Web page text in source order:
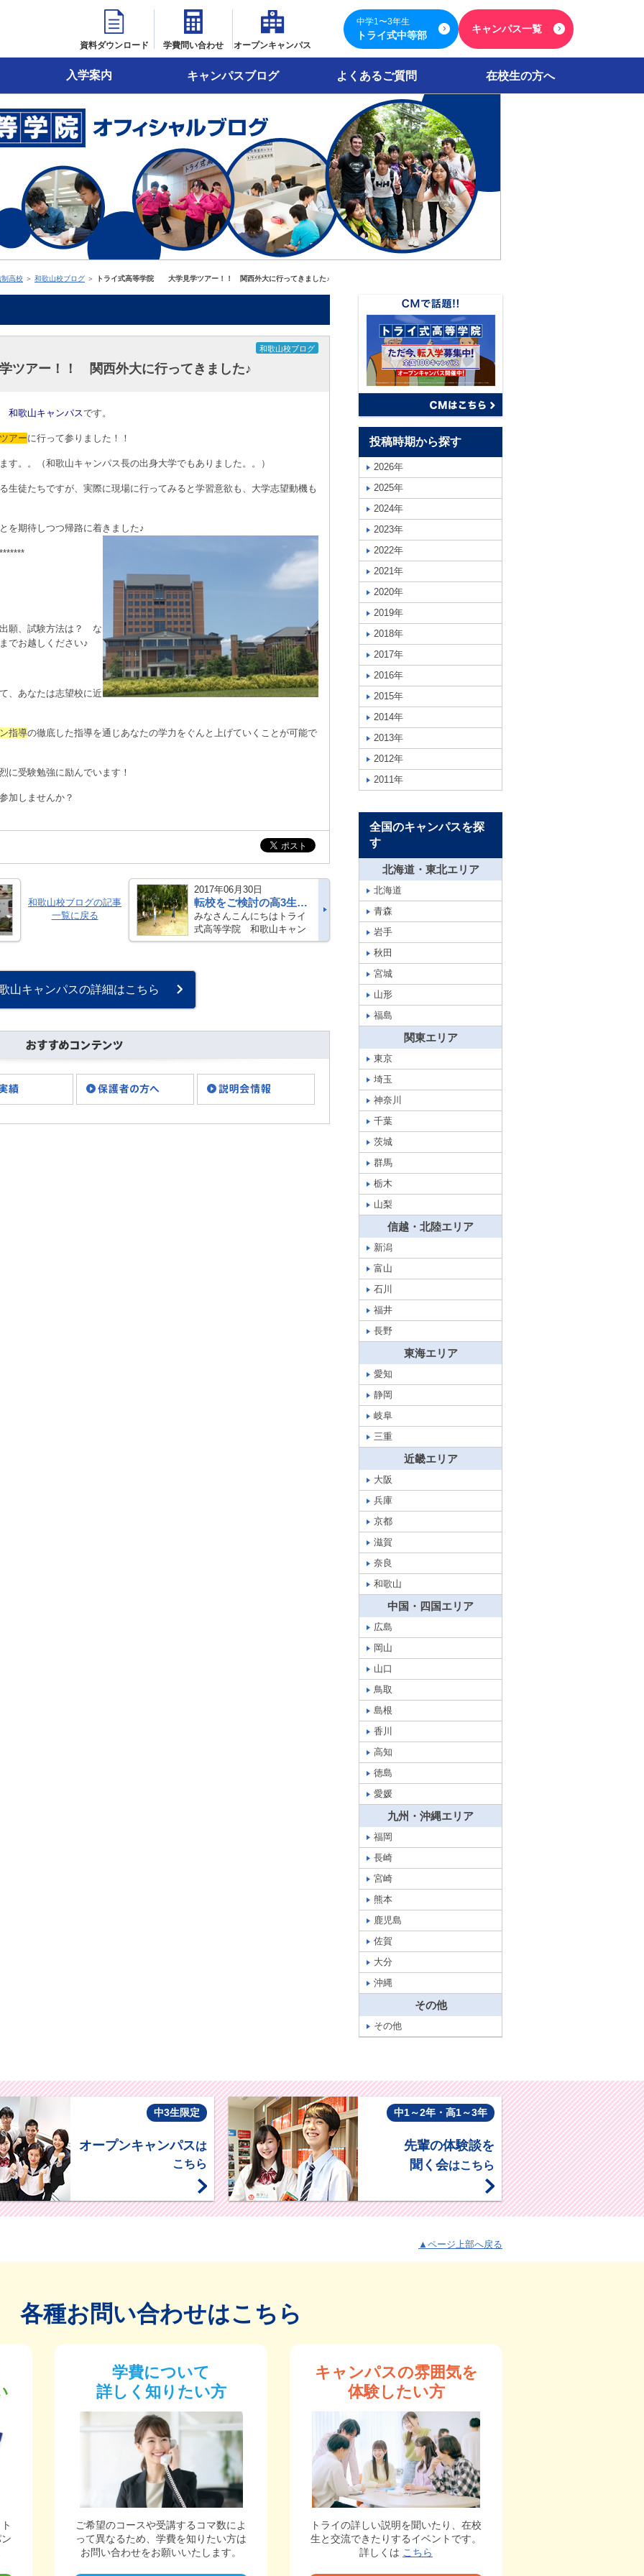
資料ダウンロード 学費問い合わせ オープンキャンパス
中学1〜3年生
トライ式中等部
キャンパス一覧
入学案内 キャンパスブログ よくあるご質問 在校生の方へ
制高校 ＞ 和歌山校ブログ ＞ トライ式高等学院 大学見学ツアー！！ 関西外大に行ってきました♪
和歌山校ブログ
アー！！ 関西外大に行ってきました♪
和歌山キャンパスです。
アーに行って参りました！！
す。。（和歌山キャンパス長の出身大学でもありました。。）
生徒たちですが、実際に現場に行ってみると学習意欲も、大学志望動機も
を期待しつつ帰路に着きました♪
願、試験方法は？ な
でお越しください♪
、あなたは志望校に近
指導の徹底した指導を通じあなたの学力をぐんと上げていくことが可能で
に受験勉強に励んでいます！
加しませんか？
和歌山校ブログの記事
一覧に戻る
2017年06月30日
転校をご検討の高3生へ ～叶えよう！高校卒業と大学進学～
みなさんこんにちはトライ
式高等学院 和歌山キャン
パスです♪ ６月の在籍生徒
より深刻な状況で・・・
山キャンパスの詳細はこちら
投稿時期から探す
2026年
2025年
2024年
2023年
2022年
2021年
2020年
2019年
2018年
2017年
2016年
2015年
2014年
2013年
2012年
2011年
全国のキャンパスを探
す
北海道・東北エリア
北海道
青森
岩手
秋田
宮城
山形
福島
関東エリア
東京
埼玉
神奈川
千葉
茨城
群馬
栃木
山梨
信越・北陸エリア
新潟
富山
石川
福井
長野
東海エリア
愛知
静岡
岐阜
三重
近畿エリア
大阪
兵庫
京都
滋賀
奈良
和歌山
中国・四国エリア
広島
岡山
山口
鳥取
島根
香川
高知
徳島
愛媛
九州・沖縄エリア
福岡
長崎
宮崎
熊本
鹿児島
佐賀
大分
沖縄
その他
その他
中3生限定
オープンキャンパスは
こちら
中1～2年・高1～3年
先輩の体験談を
聞く会はこちら
▲ページ上部へ戻る
各種お問い合わせはこちら
学費について
詳しく知りたい方
ご希望のコースや受講するコマ数によ
って異なるため、学費を知りたい方は
お問い合わせをお願いいたします。
キャンパスの雰囲気を
体験したい方
トライの詳しい説明を聞いたり、在校
生と交流できたりするイベントです。
詳しくは こちら